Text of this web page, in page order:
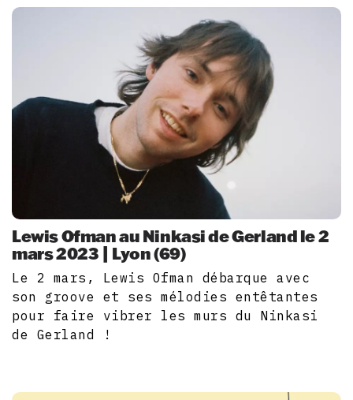
Lewis Ofman au Ninkasi de Gerland le 2
mars 2023 | Lyon (69)
Le 2 mars, Lewis Ofman débarque avec
son groove et ses mélodies entêtantes
pour faire vibrer les murs du Ninkasi
de Gerland !